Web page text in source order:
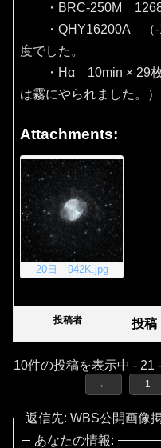
・BRC-250M
・QHY16200A （
度でした。
・Hα 10min × 29枚
は霧にやられました。）
Attachments:
20日 942K.jpg
投稿者 投稿
10件の投稿を表示中 - 21
← 1
返信先: WBS公開画像
あなたの情報: